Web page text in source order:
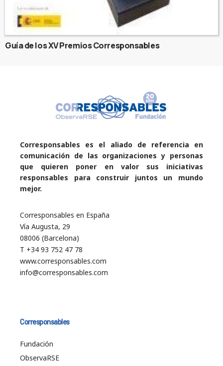
Guía de los XV Premios Corresponsables
Corresponsables es el aliado de referencia en
comunicación de las organizaciones y personas
que quieren poner en valor sus iniciativas
responsables para construir juntos un mundo
mejor.
Corresponsables en España
Vía Augusta, 29
08006 (Barcelona)
T +34 93 752 47 78
www.corresponsables.com
info@corresponsables.com
Corresponsables
Fundación
ObservaRSE